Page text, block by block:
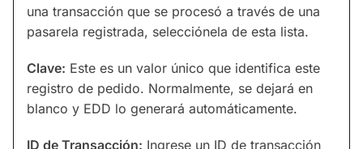
una transacción que se procesó a través de una
pasarela registrada, selecciónela de esta lista.
Clave: Este es un valor único que identifica este
registro de pedido. Normalmente, se dejará en
blanco y EDD lo generará automáticamente.
ID de Transacción: Ingrese un ID de transacción